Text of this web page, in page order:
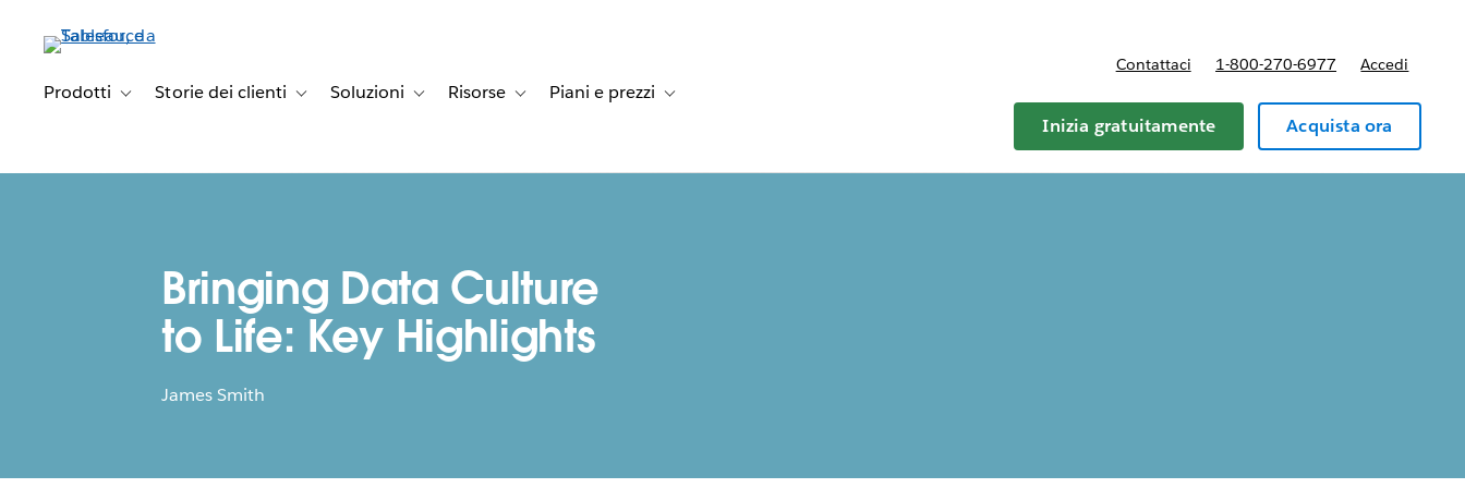
principale
Prodotti Toggle sub-navigation for Prodotti
Storie dei clienti Toggle sub-navigation for Storie dei clienti
Soluzioni Toggle sub-navigation for Soluzioni
Risorse Toggle sub-navigation for Risorse
Piani e prezzi Toggle sub-navigation for Piani e prezzi
Contattaci 1-800-270-6977 Accedi
Inizia gratuitamente Acquista ora
Bringing Data Culture
to Life: Key Highlights
James Smith